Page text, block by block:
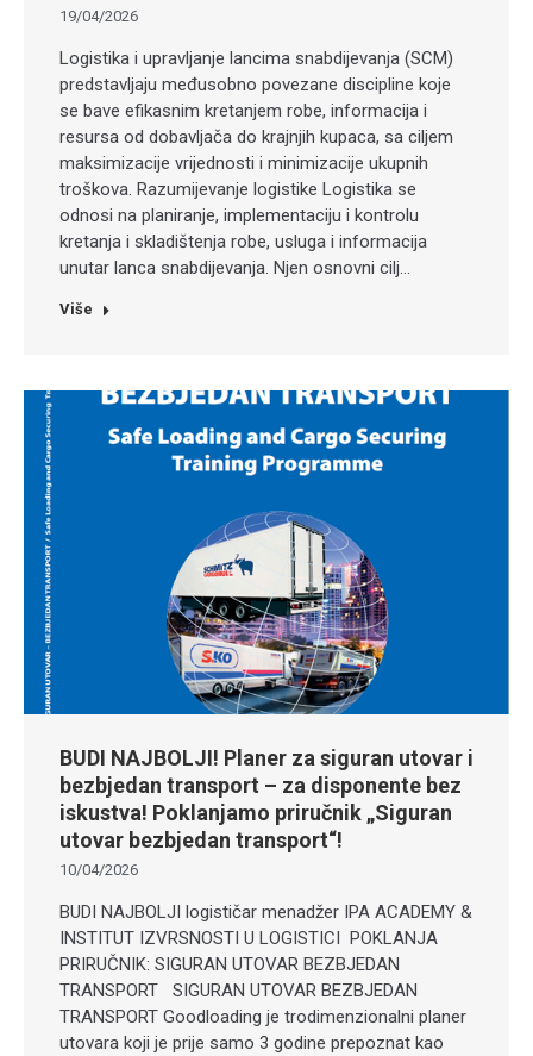
19/04/2026
Logistika i upravljanje lancima snabdijevanja (SCM)
predstavljaju međusobno povezane discipline koje
se bave efikasnim kretanjem robe, informacija i
resursa od dobavljača do krajnjih kupaca, sa ciljem
maksimizacije vrijednosti i minimizacije ukupnih
troškova. Razumijevanje logistike Logistika se
odnosi na planiranje, implementaciju i kontrolu
kretanja i skladištenja robe, usluga i informacija
unutar lanca snabdijevanja. Njen osnovni cilj…
Više
BUDI NAJBOLJI! Planer za siguran utovar i
bezbjedan transport – za disponente bez
iskustva! Poklanjamo priručnik „Siguran
utovar bezbjedan transport“!
10/04/2026
BUDI NAJBOLJI logističar menadžer IPA ACADEMY &
INSTITUT IZVRSNOSTI U LOGISTICI POKLANJA
PRIRUČNIK: SIGURAN UTOVAR BEZBJEDAN
TRANSPORT SIGURAN UTOVAR BEZBJEDAN
TRANSPORT Goodloading je trodimenzionalni planer
utovara koji je prije samo 3 godine prepoznat kao